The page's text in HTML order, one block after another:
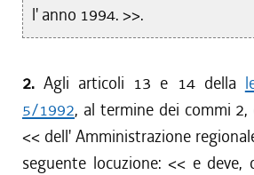
l' anno 1994. >>.
2. Agli articoli 13 e 14 della
5/1992, al termine dei commi
<< dell' Amministrazione
seguente locuzione: << e deve,